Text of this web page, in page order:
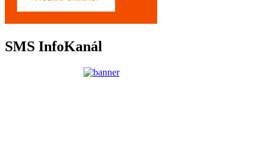
SMS InfoKanál